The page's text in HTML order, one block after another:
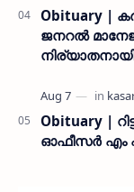
Obituary |
ജനറൽ
നിര്യാതനായി
Obituary |
ഓഫീസർ എം